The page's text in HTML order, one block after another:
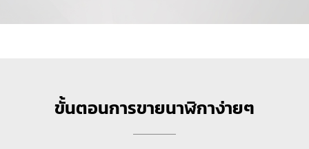
ขั้นตอนการขายนาฬิกาง่ายๆ